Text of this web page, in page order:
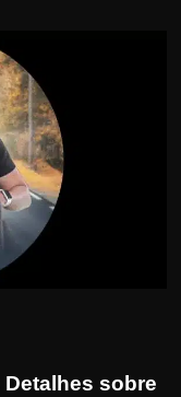
Detalhes sobre